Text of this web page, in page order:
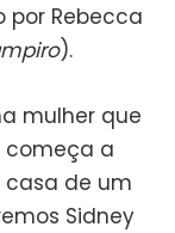
Rebecca
).
mulher que
começa a
de um
Sidney